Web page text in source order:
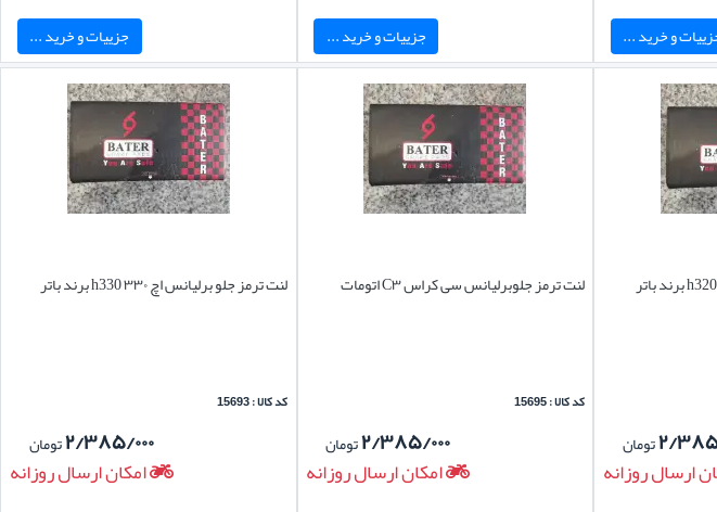
و خرید ... جزییات و خرید ... جزییات و خرید ...
۰۰۰تومان
ارسال روزانه
لنت ترمز جلوبرلیانس سی کراس C۳ اتومات
کد کالا : 15695
۲/۳۸۵/۰۰۰تومان
امکان ارسال روزانه
لنت ترمز جلو برلیانس اچ ۳۳۰ h330 برند باتر
کد کالا : 15693
۲/۳۸۵/۰۰۰تومان
امکان ارسال روزانه